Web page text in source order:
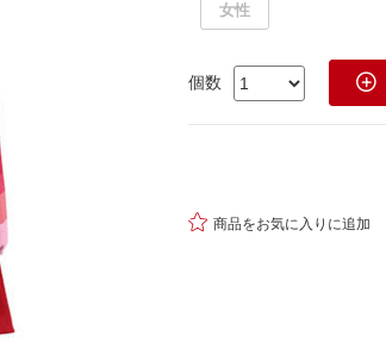
女性
個数 
 商品をお気に入りに追加